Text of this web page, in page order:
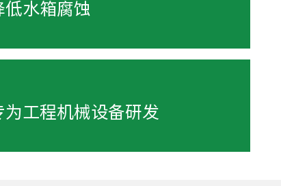
低水箱腐蚀
为工程机械设备研发